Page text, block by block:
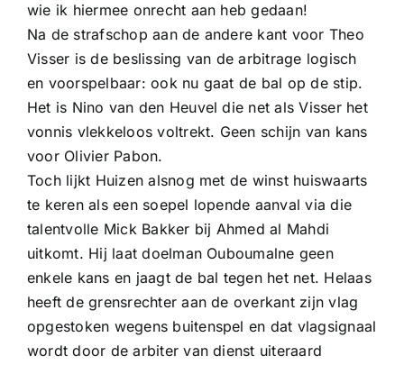
wie ik hiermee onrecht aan heb gedaan!
Na de strafschop aan de andere kant voor Theo
Visser is de beslissing van de arbitrage logisch
en voorspelbaar: ook nu gaat de bal op de stip.
Het is Nino van den Heuvel die net als Visser het
vonnis vlekkeloos voltrekt. Geen schijn van kans
voor Olivier Pabon.
Toch lijkt Huizen alsnog met de winst huiswaarts
te keren als een soepel lopende aanval via die
talentvolle Mick Bakker bij Ahmed al Mahdi
uitkomt. Hij laat doelman Ouboumalne geen
enkele kans en jaagt de bal tegen het net. Helaas
heeft de grensrechter aan de overkant zijn vlag
opgestoken wegens buitenspel en dat vlagsignaal
wordt door de arbiter van dienst uiteraard